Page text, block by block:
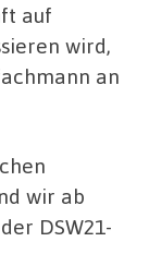
auf
wird,
an
wir ab
DSW21-